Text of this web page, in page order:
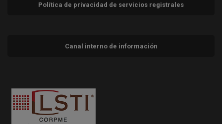
Política de privacidad de servicios registrales
Canal interno de información